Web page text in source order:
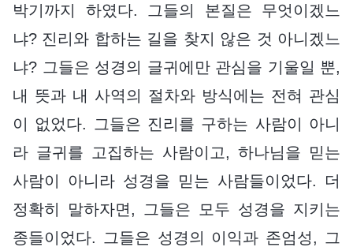
박기까지 하였다. 그들의 본질은 무엇이겠느
냐? 진리와 합하는 길을 찾지 않은 것 아니겠느
냐? 그들은 성경의 글귀에만 관심을 기울일 뿐,
내 뜻과 내 사역의 절차와 방식에는 전혀 관심
이 없었다. 그들은 진리를 구하는 사람이 아니
라 글귀를 고집하는 사람이고, 하나님을 믿는
사람이 아니라 성경을 믿는 사람들이었다. 더
정확히 말하자면, 그들은 모두 성경을 지키는
종들이었다. 그들은 성경의 이익과 존엄성, 그